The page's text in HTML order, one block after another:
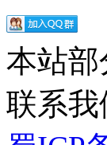
本站
联系